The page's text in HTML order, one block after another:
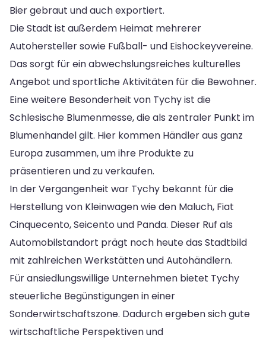
Bier gebraut und auch exportiert.
Die Stadt ist außerdem Heimat mehrerer
Autohersteller sowie Fußball- und Eishockeyvereine.
Das sorgt für ein abwechslungsreiches kulturelles
Angebot und sportliche Aktivitäten für die Bewohner.
Eine weitere Besonderheit von Tychy ist die
Schlesische Blumenmesse, die als zentraler Punkt im
Blumenhandel gilt. Hier kommen Händler aus ganz
Europa zusammen, um ihre Produkte zu
präsentieren und zu verkaufen.
In der Vergangenheit war Tychy bekannt für die
Herstellung von Kleinwagen wie den Maluch, Fiat
Cinquecento, Seicento und Panda. Dieser Ruf als
Automobilstandort prägt noch heute das Stadtbild
mit zahlreichen Werkstätten und Autohändlern.
Für ansiedlungswillige Unternehmen bietet Tychy
steuerliche Begünstigungen in einer
Sonderwirtschaftszone. Dadurch ergeben sich gute
wirtschaftliche Perspektiven und